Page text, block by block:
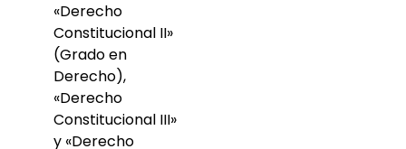
«Derecho
Constitucional II»
(Grado en
Derecho),
«Derecho
Constitucional III»
y «Derecho